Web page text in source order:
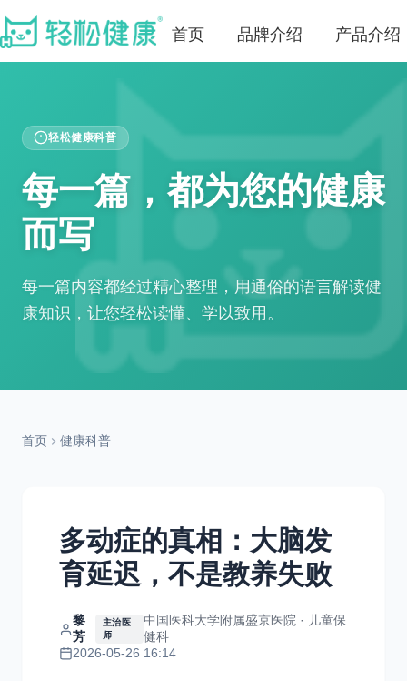
首页 品牌介绍 产品介绍
轻松健康科普
每一篇，都为您的健康
而写
每一篇内容都经过精心整理，用通俗的语言解读健
康知识，让您轻松读懂、学以致用。
首页 健康科普
多动症的真相：大脑发
育延迟，不是教养失败
黎
芳
主治医
师
中国医科大学附属盛京医院 · 儿童保
健科
2026-05-26 16:14